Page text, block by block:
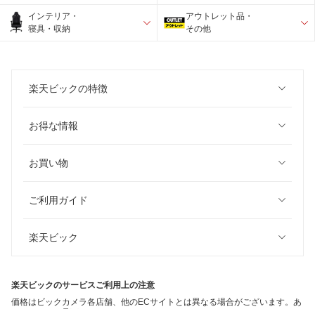
インテリア・
寝具・収納
アウトレット品・
その他
楽天ビックの特徴
お得な情報
お買い物
ご利用ガイド
楽天ビック
楽天ビックのサービスご利用上の注意
価格はビックカメラ各店舗、他のECサイトとは異なる場合がございます。あ